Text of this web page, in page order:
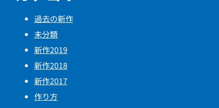
過去の新作
未分類
新作2019
新作2018
新作2017
作り方